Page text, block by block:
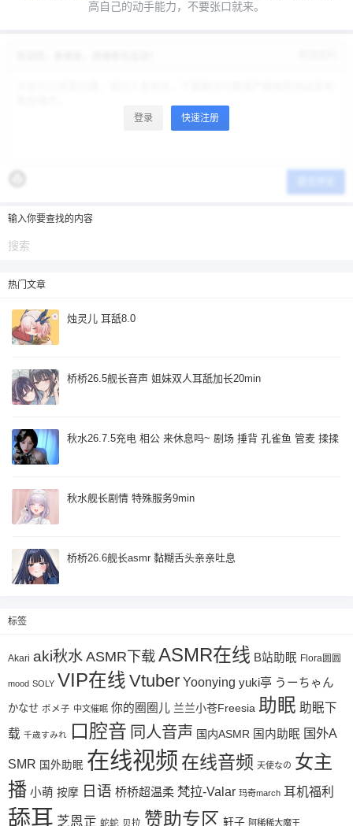
高自己的动手能力，不要张口就来。
登录 快速注册
输入你要查找的内容
热门文章
烛灵儿 耳舐8.0
桥桥26.5舰长音声 姐妹双人耳舐加长20min
秋水26.7.5充电 相公 来休息吗~ 剧场 捶背 孔雀鱼 管麦 揉揉
秋水舰长剧情 特殊服务9min
桥桥26.6舰长asmr 黏糊舌头亲亲吐息
标签
Akari aki秋水ASMR下载ASMR在线 B站助眠 Flora圆圆
mood SOLY VIP在线 Vtuber Yoonying yuki亭 うーちゃん
かなせ ポメ子 中文催眠 你的圈圈儿 兰兰小苍Freesia 助眠 助眠下
载 千歳すみれ 口腔音 同人音声 国内ASMR 国内助眠 国外A
SMR 国外助眠 在线视频 在线音频 天使なの 女主
播 小萌 按摩 日语 桥桥超温柔 梵拉-Valar 玛奇march 耳机福利
舔耳 芝恩㱏 蛇蛇 贝拉 赞助专区 轩子 阿稀稀大魔王